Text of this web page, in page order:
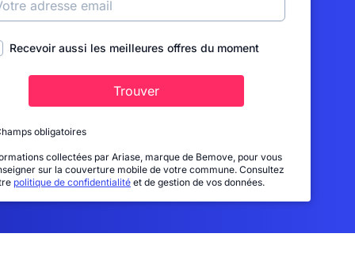
Recevoir aussi les meilleures offres du moment
Trouver
obligatoires
collectées par Ariase, marque de Bemove, pour vous
sur la couverture mobile de votre commune. Consultez
politique de confidentialité et de gestion de vos données.